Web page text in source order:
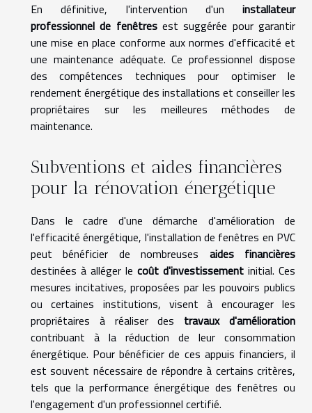
En définitive, l'intervention d'un installateur
professionnel de fenêtresest suggérée pour garantir
une mise en place conforme aux normes d'efficacité et
une maintenance adéquate. Ce professionnel dispose
des compétences techniques pour optimiser le
rendement énergétique des installations et conseiller les
propriétaires sur les meilleures méthodes de
maintenance.
Subventions et aides financières
pour la rénovation énergétique
Dans le cadre d'une démarche d'amélioration de
l'efficacité énergétique, l'installation de fenêtres en PVC
peut bénéficier de nombreuses aides financières
destinées à alléger le coût d'investissement initial. Ces
mesures incitatives, proposées par les pouvoirs publics
ou certaines institutions, visent à encourager les
propriétaires à réaliser des travaux d'amélioration
contribuant à la réduction de leur consommation
énergétique. Pour bénéficier de ces appuis financiers, il
est souvent nécessaire de répondre à certains critères,
tels que la performance énergétique des fenêtres ou
l'engagement d'un professionnel certifié.